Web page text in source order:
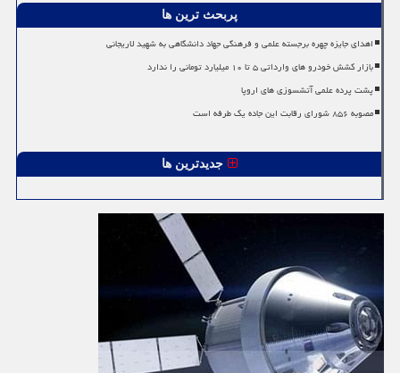
پربحث ترین ها
اهدای جایزه چهره برجسته علمی و فرهنگی جهاد دانشگاهی به شهید لاریجانی
بازار کشش خودرو های وارداتی ۵ تا ۱۰ میلیارد تومانی را ندارد
پشت پرده علمی آتشسوزی های اروپا
مصوبه ۸۵۶ شورای رقابت این جاده یک طرفه است
جدیدترین ها